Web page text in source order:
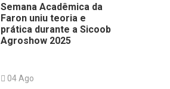
Semana Acadêmica da
Faron uniu teoria e
prática durante a Sicoob
Agroshow 2025
04 Ago